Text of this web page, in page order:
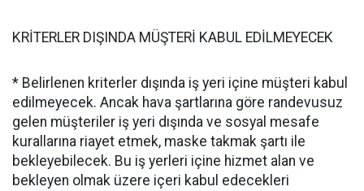
KRİTERLER DIŞINDA MÜŞTERİ KABUL EDİLMEYECEK
* Belirlenen kriterler dışında iş yeri içine müşteri kabul
edilmeyecek. Ancak hava şartlarına göre randevusuz
gelen müşteriler iş yeri dışında ve sosyal mesafe
kurallarına riayet etmek, maske takmak şartı ile
bekleyebilecek. Bu iş yerleri içine hizmet alan ve
bekleyen olmak üzere içeri kabul edecekleri